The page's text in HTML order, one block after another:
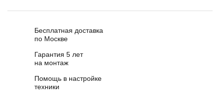
Бесплатная доставка
по Москве
Гарантия 5 лет
на монтаж
Помощь в настройке
техники